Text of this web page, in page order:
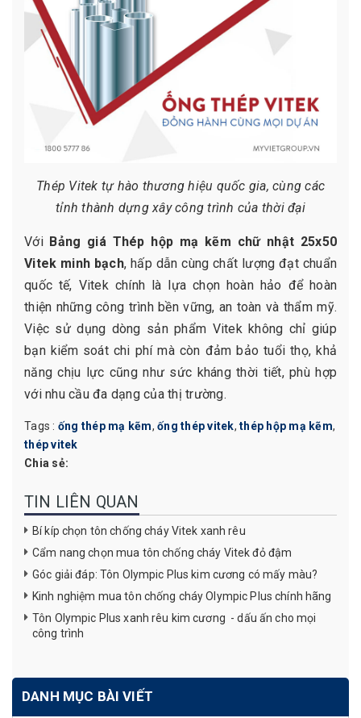
Thép Vitek tự hào thương hiệu quốc gia, cùng các
tỉnh thành dựng xây công trình của thời đại
Với Bảng giá Thép hộp mạ kẽm chữ nhật 25x50
Vitek minh bạch, hấp dẫn cùng chất lượng đạt chuẩn
quốc tế, Vitek chính là lựa chọn hoàn hảo để hoàn
thiện những công trình bền vững, an toàn và thẩm mỹ.
Việc sử dụng dòng sản phẩm Vitek không chỉ giúp
bạn kiểm soát chi phí mà còn đảm bảo tuổi thọ, khả
năng chịu lực cũng như sức kháng thời tiết, phù hợp
với nhu cầu đa dạng của thị trường.
Tags : ống thép mạ kẽm, ống thép vitek, thép hộp mạ kẽm,
thép vitek
Chia sẻ:
TIN LIÊN QUAN
Bí kíp chọn tôn chống cháy Vitek xanh rêu
Cẩm nang chọn mua tôn chống cháy Vitek đỏ đậm
Góc giải đáp: Tôn Olympic Plus kim cương có mấy màu?
Kinh nghiệm mua tôn chống cháy Olympic Plus chính hãng
Tôn Olympic Plus xanh rêu kim cương - dấu ấn cho mọi
công trình
DANH MỤC BÀI VIẾT